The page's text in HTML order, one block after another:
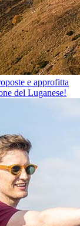
e approfitta
del Luganese!